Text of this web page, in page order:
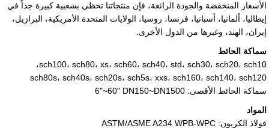
الأسعار المنخفضة والجودة الرائعة، فإن منتجاتنا تحظى بشعبية كبيرة جداً في
إيطاليا، ألمانيا، أسبانيا، فرنسا، روسيا، الولايات المتحدة الأمريكية، البرازيل،
إيران، الهند، وغيرها من الدول الأخرى.
سماكة الحائط
sch100، sch80، xs، sch60، sch40، std، sch30، sch20، sch10،
sch80s، sch40s، sch20s، sch5s، xxs، sch160، sch140، sch120
سماكة الحائط الأقصى:6"~60" DN150~DN1500
المواد
فولاذ الكربون: ASTM/ASME A234 WPB-WPC